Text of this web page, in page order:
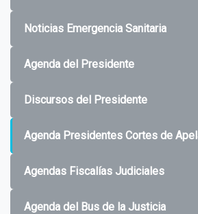
Noticias Emergencia Sanitaria
Agenda del Presidente
Discursos del Presidente
Agenda Presidentes Cortes de
Agendas Fiscalías Judiciales
Agenda del Bus de la Justicia